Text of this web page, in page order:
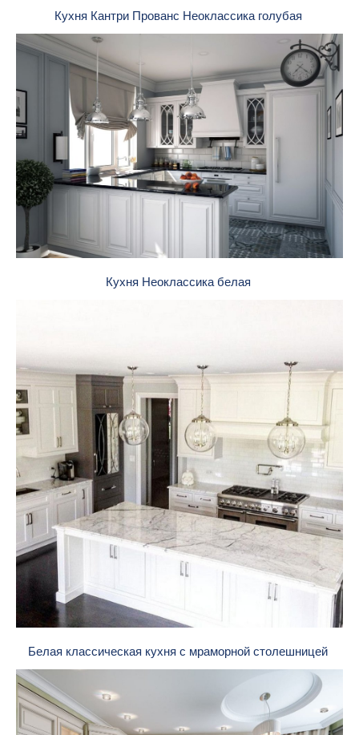
Кухня Кантри Прованс Неоклассика голубая
Кухня Неоклассика белая
Белая классическая кухня с мраморной столешницей